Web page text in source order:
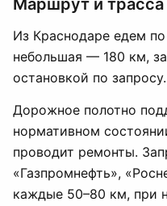
Маршрут и трасса
Из Краснодаре едем
небольшая — 180 км,
остановкой по запросу.
Дорожное полотно
нормативном
проводит ремонты.
«Газпромнефть»,
каждые 50–80 км, при